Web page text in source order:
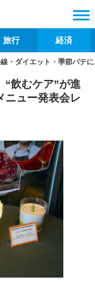
旅行 経済
・ダイエット・季節バテ
“飲むケア”が進
ニュー発表会レ